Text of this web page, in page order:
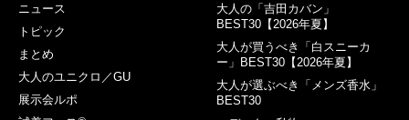
ニュース
トピック
まとめ
大人のユニクロ／GU
展示会ルポ
大人の「吉田カバン」
BEST30【2026年夏】
大人が買うべき「白スニーカ
ー」BEST30【2026年夏】
大人が選ぶべき「メンズ香水」
BEST30